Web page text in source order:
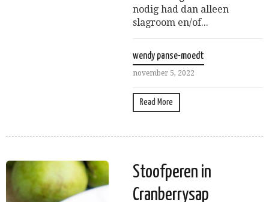
nodig had dan alleen
slagroom en/of...
wendy panse-moedt
november 5, 2022
Read More
Stoofperen in
Cranberrysap